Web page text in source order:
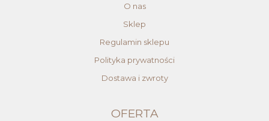
O nas
Sklep
Regulamin sklepu
Polityka prywatności
Dostawa i zwroty
OFERTA